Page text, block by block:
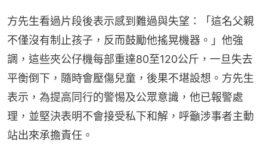
方先生看過片段後表示感到難過與失望：「這名父親
不僅沒有制止孩子，反而鼓勵他搖晃機器。」他強
調，這些夾公仔機每部重達80至120公斤，一旦失去
平衡倒下，隨時會壓傷兒童，後果不堪設想。方先生
表示，為提高同行的警惕及公眾意識，他已報警處
理，並堅決表明不會接受私下和解，呼籲涉事者主動
站出來承擔責任。